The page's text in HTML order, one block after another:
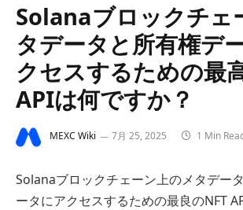
Solanaブロックチェ
タデータと所有権デ
クセスするための最
APIは何ですか？
MEXC Wiki 7月 25, 2025 1 Min
Solanaブロックチェーン上のメタデー
ータにアクセスするための最良のNFT